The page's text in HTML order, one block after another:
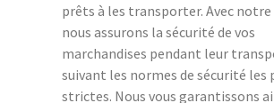
prêts à les transporter. Avec notre
nous assurons la sécurité de vos
marchandises pendant leur
suivant les normes de sécurité les
strictes. Nous vous garantissons